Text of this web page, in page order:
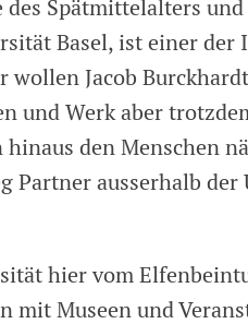
des Spätmittelalters
Basel, ist einer der
wollen Jacob
und Werk aber
den Menschen
Partner ausserhalb
hier vom
mit Museen und